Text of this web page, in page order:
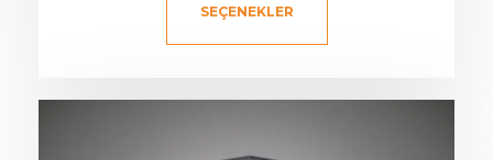
SEÇENEKLER